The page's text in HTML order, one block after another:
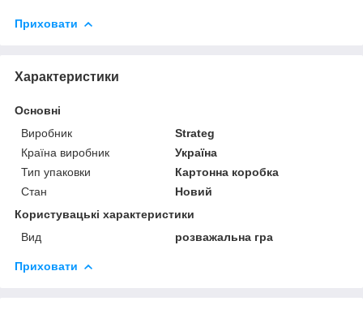
Приховати
Характеристики
Основні
Виробник
Strateg
Країна виробник
Україна
Тип упаковки
Картонна коробка
Стан
Новий
Користувацькi характеристики
Вид
розважальна гра
Приховати